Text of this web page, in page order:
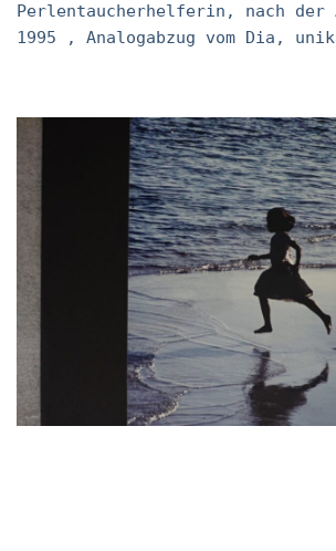
Perlentaucherhelferin, nach
1995 , Analogabzug vom Dia,